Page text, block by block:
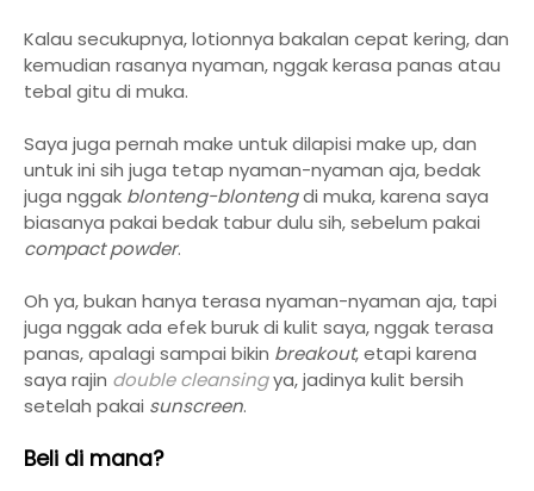
Kalau secukupnya, lotionnya bakalan cepat kering, dan
kemudian rasanya nyaman, nggak kerasa panas atau
tebal gitu di muka.
Saya juga pernah make untuk dilapisi make up, dan
untuk ini sih juga tetap nyaman-nyaman aja, bedak
juga nggak blonteng-blontengdi muka, karena saya
biasanya pakai bedak tabur dulu sih, sebelum pakai
compact powder.
Oh ya, bukan hanya terasa nyaman-nyaman aja, tapi
juga nggak ada efek buruk di kulit saya, nggak terasa
panas, apalagi sampai bikin breakout, etapi karena
saya rajin double cleansingya, jadinya kulit bersih
setelah pakai sunscreen.
Beli di mana?